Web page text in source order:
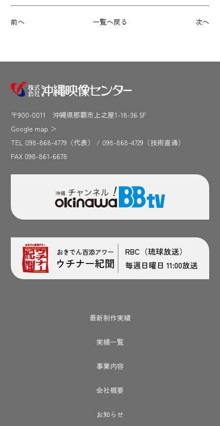
前へ 一覧へ戻る 次へ
〒900-0011 沖縄県那覇市上之屋1-18-36 5F
Google map ＞
TEL 098-868-4779（代表） / 098-868-4729（技術直通）
FAX 098-861-6678
おきでん百添アワー
ウチナー紀聞
RBC（琉球放送）
毎週日曜日 11:00放送
最新制作実績
実績一覧
事業内容
会社概要
お知らせ